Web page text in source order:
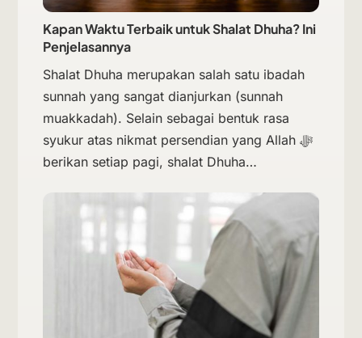
Kapan Waktu Terbaik untuk Shalat Dhuha? Ini
Penjelasannya
Shalat Dhuha merupakan salah satu ibadah
sunnah yang sangat dianjurkan (sunnah
muakkadah). Selain sebagai bentuk rasa
syukur atas nikmat persendian yang Allah ﷻ
berikan setiap pagi, shalat Dhuha…